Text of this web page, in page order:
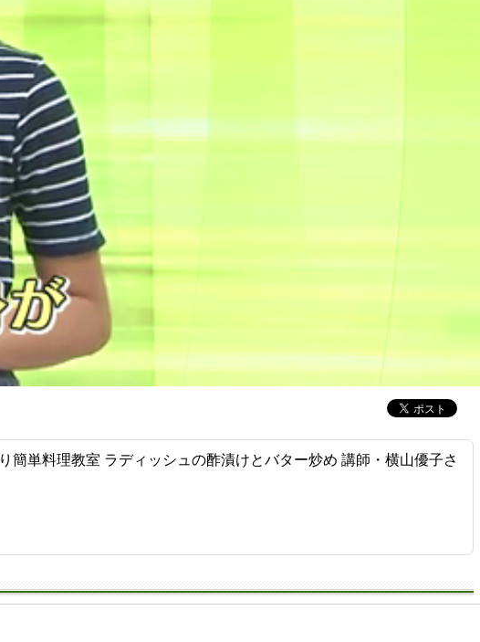
簡単料理教室 ラディッシュの酢漬けとバター炒め 講師・横山優子さ